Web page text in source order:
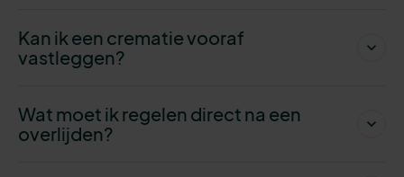
Kan ik een crematie vooraf
vastleggen?
Wat moet ik regelen direct na een
overlijden?